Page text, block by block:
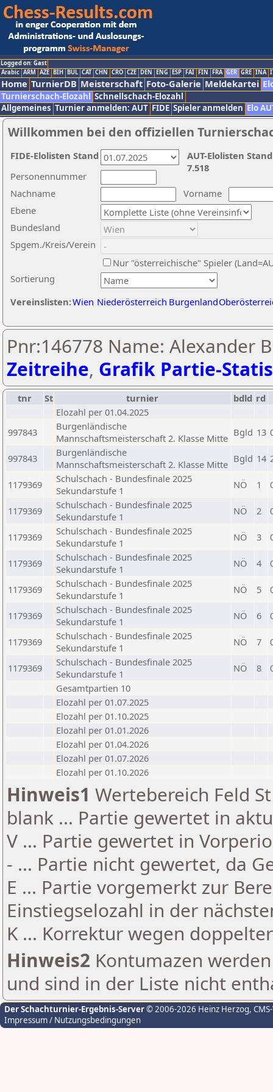
Logged on: Gast
Arabic ARM AZE BIH BUL CAT CHN CRO CZE DEN ENG ESP FAI FIN FRA GER GRE INA
Home TurnierDB Meisterschaft Foto-Galerie Meldekartei
Turnierschach-Elozahl Schnellschach-Elozahl
Allgemeines Turnier anmelden: AUT FIDE Spieler anmelden Elo
Willkommen bei den offiziellen
Nachname
Vorname
Ebene
Sortierung
Personennummer
Bundesland
Spgem./Kreis/Verein
Nur "österreichische" Spieler
Vereinslisten:Wien Niederösterreich Burgenland
AUT-Elolisten
7.518
FIDE-Elolisten Stand
Pnr:146778 Name: Alexander
Zeitreihe, Grafik Partie-
tnr St turnier bdld rd
Elozahl per 01.04.2025
997843
Burgenländische
Mannschaftsmeisterschaft 2. Klasse Mitte Bgld 13
997843
Burgenländische
Mannschaftsmeisterschaft 2. Klasse Mitte Bgld 14
1179369
Schulschach - Bundesfinale 2025
Sekundarstufe 1
NÖ 1
1179369
Schulschach - Bundesfinale 2025
Sekundarstufe 1
NÖ 2
1179369
Schulschach - Bundesfinale 2025
Sekundarstufe 1
NÖ 3
1179369
Schulschach - Bundesfinale 2025
Sekundarstufe 1
NÖ 4
1179369
Schulschach - Bundesfinale 2025
Sekundarstufe 1
NÖ 5
1179369
Schulschach - Bundesfinale 2025
Sekundarstufe 1
NÖ 6
1179369
Schulschach - Bundesfinale 2025
Sekundarstufe 1
NÖ 7
1179369
Schulschach - Bundesfinale 2025
Sekundarstufe 1
NÖ 8
Gesamtpartien 10
Elozahl per 01.07.2025
Elozahl per 01.10.2025
Elozahl per 01.01.2026
Elozahl per 01.04.2026
Elozahl per 01.07.2026
Elozahl per 01.10.2026
Hinweis1 Wertebereich Feld
blank ... Partie gewertet in
V ... Partie gewertet in
- ... Partie nicht gewertet, da
E ... Partie vorgemerkt zur
Einstiegselozahl in der
K ... Korrektur wegen
Hinweis2 Kontumazen
und sind in der Liste nicht
Der Schachturnier-Ergebnis-Server© 2006-2026 Heinz Herzog,
Impressum / Nutzungsbedingungen